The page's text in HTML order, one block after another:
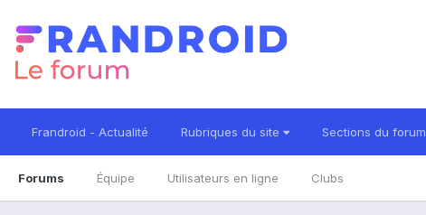
Frandroid - Actualité Rubriques du site Sections du forum
Forums Équipe Utilisateurs en ligne Clubs